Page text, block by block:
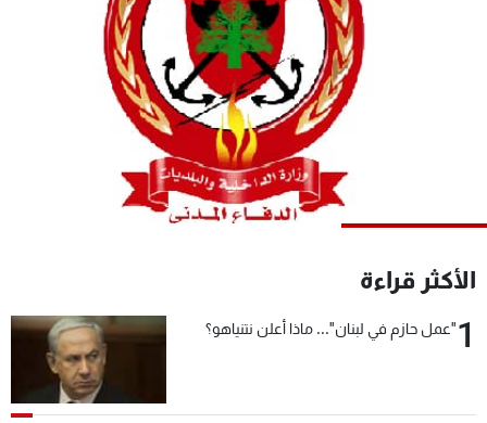
الأكثر قراءة
1"عمل حازم في لبنان"... ماذا أعلن نتنياهو؟
رياضة
شاهد البرامج
عن MTV
الإنـتـاج
وظائف